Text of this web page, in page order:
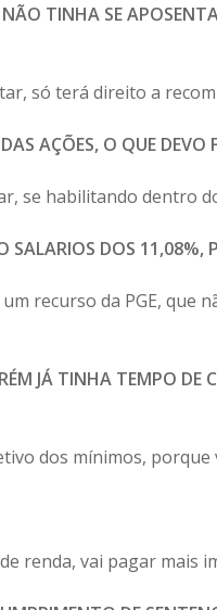
NÃO TINHA SE
só terá direito a
AÇÕES, O QUE DEVO
se habilitando dentro
SALARIOS DOS
recurso da PGE,
JÁ TINHA TEMPO
dos mínimos,
renda, vai pagar mais